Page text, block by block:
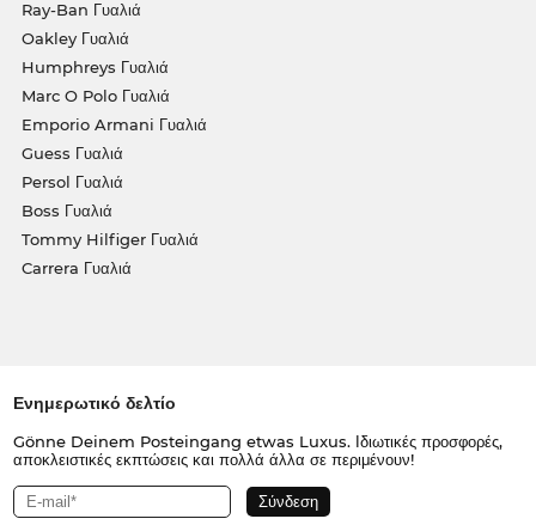
Ray-Ban Γυαλιά
Oakley Γυαλιά
Humphreys Γυαλιά
Marc O Polo Γυαλιά
Emporio Armani Γυαλιά
Guess Γυαλιά
Persol Γυαλιά
Boss Γυαλιά
Tommy Hilfiger Γυαλιά
Carrera Γυαλιά
Ενημερωτικό δελτίο
Gönne Deinem Posteingang etwas Luxus. Ιδιωτικές προσφορές,
αποκλειστικές εκπτώσεις και πολλά άλλα σε περιμένουν!